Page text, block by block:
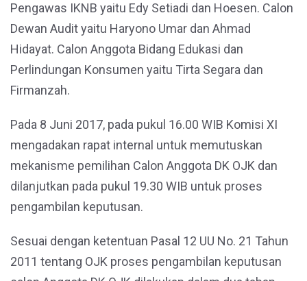
Pengawas IKNB yaitu Edy Setiadi dan Hoesen. Calon
Dewan Audit yaitu Haryono Umar dan Ahmad
Hidayat. Calon Anggota Bidang Edukasi dan
Perlindungan Konsumen yaitu Tirta Segara dan
Firmanzah.
Pada 8 Juni 2017, pada pukul 16.00 WIB Komisi XI
mengadakan rapat internal untuk memutuskan
mekanisme pemilihan Calon Anggota DK OJK dan
dilanjutkan pada pukul 19.30 WIB untuk proses
pengambilan keputusan.
Sesuai dengan ketentuan Pasal 12 UU No. 21 Tahun
2011 tentang OJK proses pengambilan keputusan